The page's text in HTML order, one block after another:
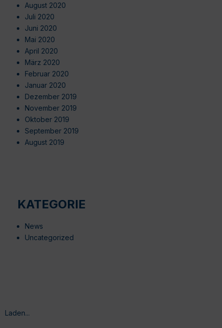
August 2020
Juli 2020
Juni 2020
Mai 2020
April 2020
März 2020
Februar 2020
Januar 2020
Dezember 2019
November 2019
Oktober 2019
September 2019
August 2019
KATEGORIE
News
Uncategorized
Laden...